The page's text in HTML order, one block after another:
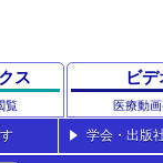
ス
覧
ビデ
医療動
学会・出版